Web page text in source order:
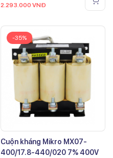
2.293.000 VNĐ
-35%
Cuộn kháng Mikro MX07-
400/17.8-440/020 7% 400V